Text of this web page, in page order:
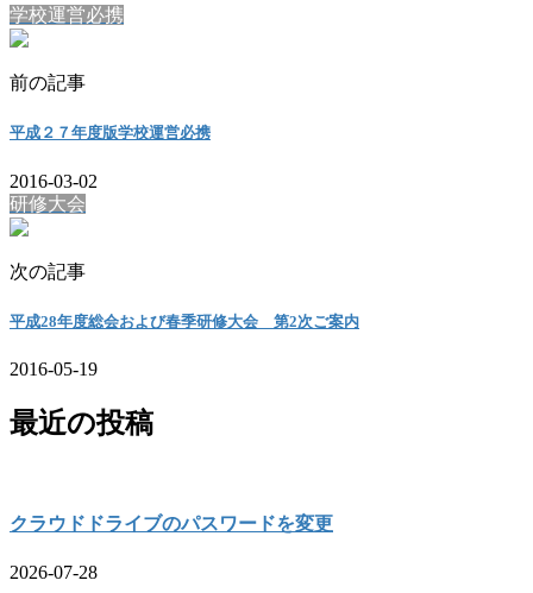
学校運営必携
前の記事
平成２７年度版学校運営必携
2016-03-02
研修大会
次の記事
平成28年度総会および春季研修大会 第2次ご案内
2016-05-19
最近の投稿
クラウドドライブのパスワードを変更
2026-07-28